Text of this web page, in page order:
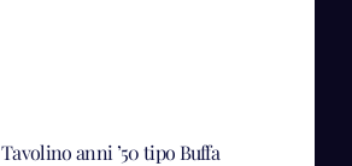
Tavolino anni ’50 tipo Buffa